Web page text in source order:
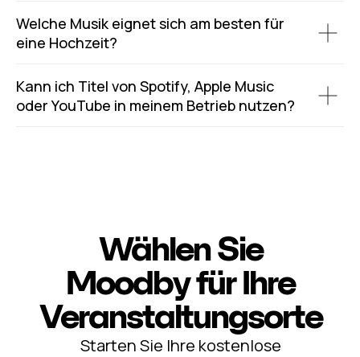
Welche Musik eignet sich am besten für
eine Hochzeit?
Kann ich Titel von Spotify, Apple Music
oder YouTube in meinem Betrieb nutzen?
Wählen Sie
Moodby für Ihre
Veranstaltungsorte
Starten Sie Ihre kostenlose